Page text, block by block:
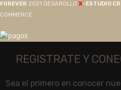
F0REVER 2021 DESAROLLO X-ESTUDIO
COMMERCE
REGISTRATE Y
Sea el primero en conocer